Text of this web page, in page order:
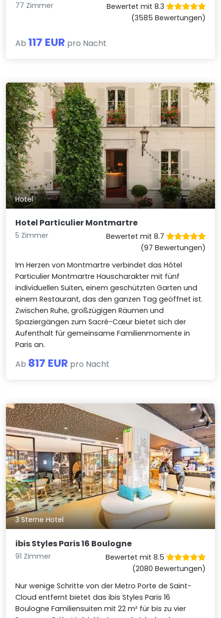
77 Zimmer
Bewertet mit 8.3
(3585 Bewertungen)
Ab 117 EUR pro Nacht
Hotel
Hotel Particulier Montmartre
5 Zimmer
Bewertet mit 8.7
(97 Bewertungen)
Im Herzen von Montmartre verbindet das Hôtel
Particulier Montmartre Hauscharakter mit fünf
individuellen Suiten, einem geschützten Garten und
einem Restaurant, das den ganzen Tag geöffnet ist.
Zwischen Ruhe, großzügigen Räumen und
Spaziergängen zum Sacré-Cœur bietet sich der
Aufenthalt für gemeinsame Familienmomente in
Paris an.
Ab 817 EUR pro Nacht
3 Sterne Hotel
ibis Styles Paris 16 Boulogne
91 Zimmer
Bewertet mit 8.5
(2080 Bewertungen)
Nur wenige Schritte von der Metro Porte de Saint-
Cloud entfernt bietet das ibis Styles Paris 16
Boulogne Familiensuiten mit 22 m² für bis zu vier